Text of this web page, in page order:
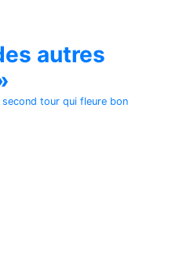
autres
tour qui fleure bon